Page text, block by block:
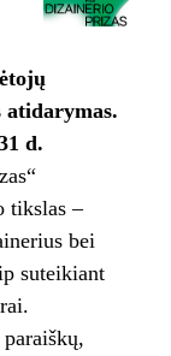
atidarymas.
d.
tikslas –
bei
suteikiant